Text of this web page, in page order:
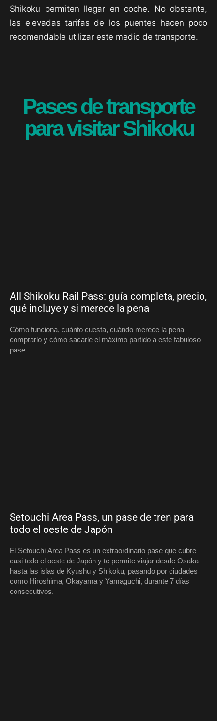
Shikoku permiten llegar en coche. No obstante,
las elevadas tarifas de los puentes hacen poco
recomendable utilizar este medio de transporte.
Pases de transporte
para visitar Shikoku
All Shikoku Rail Pass: guía completa, precio,
qué incluye y si merece la pena
Cómo funciona, cuánto cuesta, cuándo merece la pena
comprarlo y cómo sacarle el máximo partido a este fabuloso
pase.
Setouchi Area Pass, un pase de tren para
todo el oeste de Japón
El Setouchi Area Pass es un extraordinario pase que cubre
casi todo el oeste de Japón y te permite viajar desde Osaka
hasta las islas de Kyushu y Shikoku, pasando por ciudades
como Hiroshima, Okayama y Yamaguchi, durante 7 días
consecutivos.